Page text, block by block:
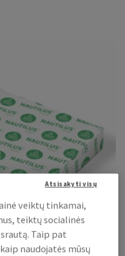
veiktų tinkamai,
teiktų socialinės
Taip pat
naudojatės mūsų
Atsisakyti visų